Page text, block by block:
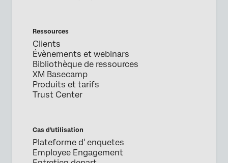
Ressources
Clients
Évènements et webinars
Bibliothèque de ressources
XM Basecamp
Produits et tarifs
Trust Center
Cas d’utilisation
Plateforme d' enquetes
Employee Engagement